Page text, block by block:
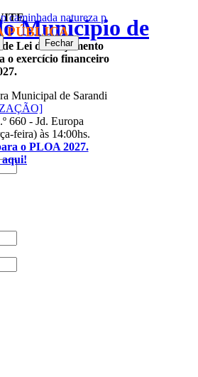
Municipio de
PÚBLICA
Lei do Orçamento
o exercício financeiro
Municipal de Sarandi
660 - Jd. Europa
feira) às 14:00hs.
o PLOA 2027.
Fechar